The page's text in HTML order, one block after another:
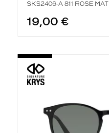
SKS2406-A 811 ROSE MAT
19,00 €